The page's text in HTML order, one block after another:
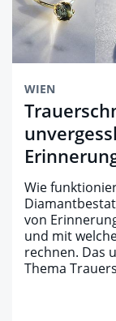
WIEN
Wie
von
und mit
rechnen. Das
Thema